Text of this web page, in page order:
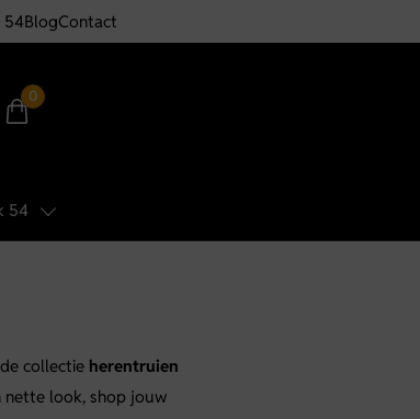
54BlogContact
0
54
collectie herentruien
nette look, shop jouw